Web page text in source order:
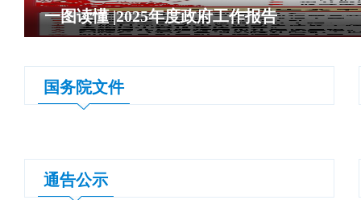
一图读懂 |2025年度政府工作报告
国务院文件
通告公示